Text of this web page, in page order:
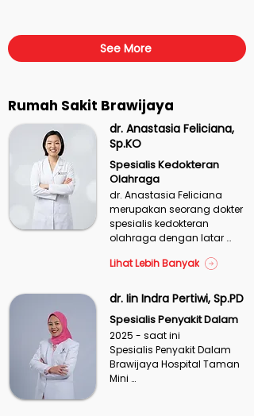
kondisi seperti sinusitis
akut, vertigo, rhinitis, dan
polip hidung.
See More
Rumah Sakit Brawijaya
dr. Anastasia Feliciana,
Sp.KO
Spesialis Kedokteran
Olahraga
dr. Anastasia Feliciana
merupakan seorang dokter
spesialis kedokteran
olahraga dengan latar
manajerial yang kuat. Ia
kedokteran di Universitas
Gadjah Mada, melanjutkan
profesi dokter, serta meraih
gelar Magister Manajemen
Rumah Sakit, sebelum
menyelesaikan pendidikan
spesialis kedokteran
Lihat Lebih Banyak
dr. Iin Indra Pertiwi, Sp.PD
Spesialis Penyakit Dalam
2025 - saat ini
Spesialis Penyakit Dalam
Brawijaya Hospital Taman
Mini